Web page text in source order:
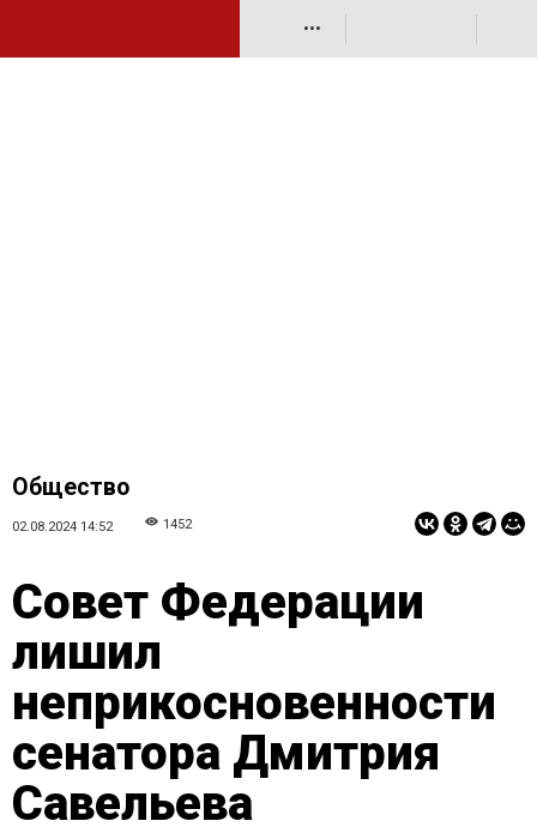
•••
Общество
02.08.2024 14:52 1452
Совет Федерации
лишил
неприкосновенности
сенатора Дмитрия
Савельева